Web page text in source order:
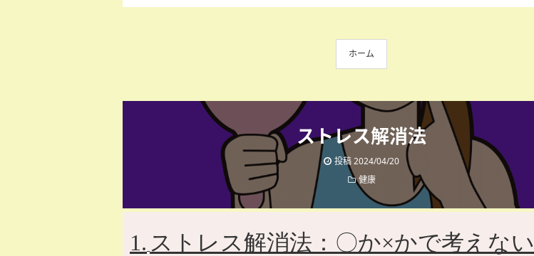
ホーム
ストレス解消法
投稿 2024/04/20
健康
1. ストレス解消法：〇か×かで考えない